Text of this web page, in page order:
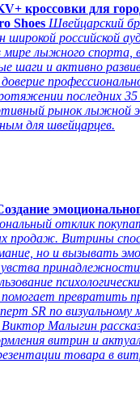
кроссовки для
Shoes Швейцарский
широкой российской
лыжного спорта,
шаги и активно
последних
рынок лыжной
для швейцарцев.
отклик
продаж. Витрины
но и вызывать
превратить
SR по визуальному
Малыгин
витрин и
товара в